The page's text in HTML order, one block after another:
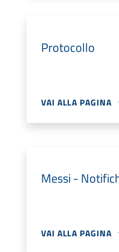
Protocollo
VAI ALLA PAGINA
Messi -
VAI ALLA PAGINA